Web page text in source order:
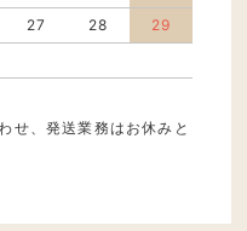
27 28
29
せ、発送業務はお休みと